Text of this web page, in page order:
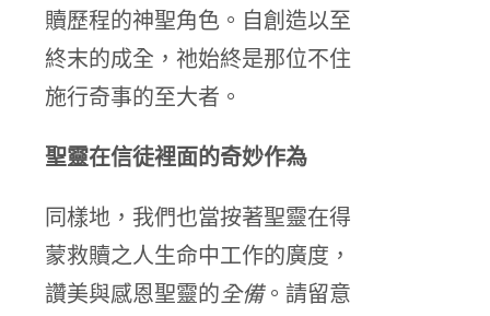
贖歷程的神聖角色。自創造以至
終末的成全，祂始終是那位不住
施行奇事的至大者。
聖靈在信徒裡面的奇妙作為
同樣地，我們也當按著聖靈在得
蒙救贖之人生命中工作的廣度，
讚美與感恩聖靈的全備。請留意